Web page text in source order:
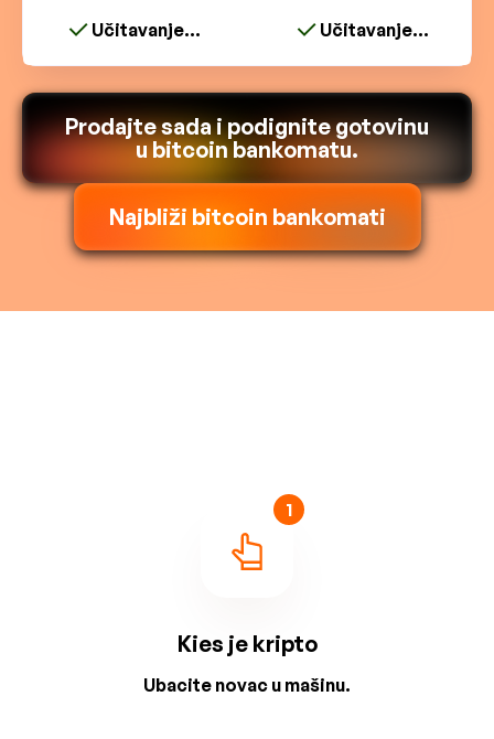
Učitavanje... Učitavanje...
Prodajte sada i podignite gotovinu
u bitcoin bankomatu.
Najbliži bitcoin bankomati
1
Kies je kripto
Ubacite novac u mašinu.